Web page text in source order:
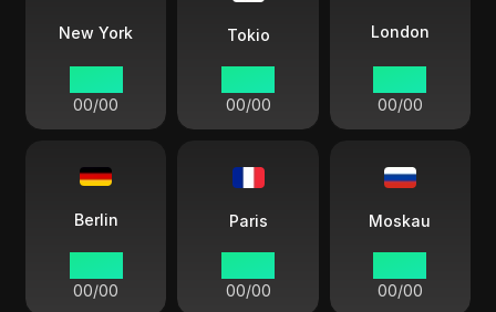
New York
00/00
Tokio
00/00
London
00/00
Berlin
00/00
Paris
00/00
Moskau
00/00